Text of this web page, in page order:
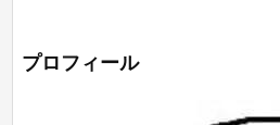
プロフィール